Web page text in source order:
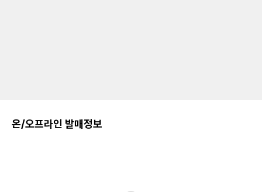
온/오프라인 발매정보